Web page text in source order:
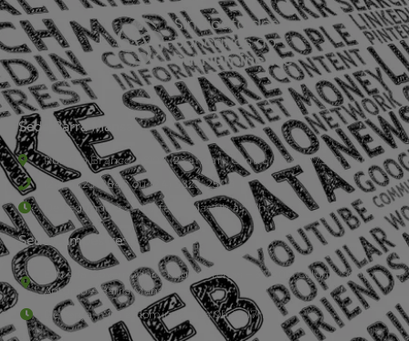
Sede Barra Mansa
Rua Rio Branco, nº107 (2º andar), Centro - Cep: 27.330-030
(24) 3323-2848 ou (24) 3323-2500
De segunda à sexta-feira , das 9h às 17h.
Sede Campestre:
Estrada Governador Chagas Freitas – 3.780 – Colônia Santo
Antônio – Barra Mansa
De terça-feira a domingo, das 9h às 17h